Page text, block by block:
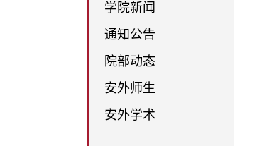
学院新闻
通知公告
院部动态
安外师生
安外学术